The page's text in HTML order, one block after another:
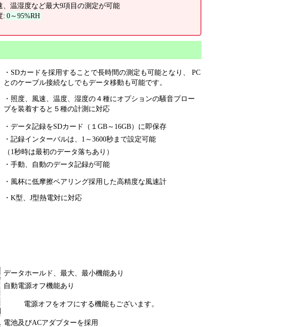
温湿度など最大9項目の測定が可能
: 0～95%RH
・SDカードを採用することで長時間の測定も可能となり、 PC
とのケーブル接続なしでもデータ移動も可能です。
・照度、風速、温度、湿度の４種にオプションの騒音プロー
ブを装着すると５種の計測に対応
・データ記録をSDカード（１GB～16GB）に即保存
・記録インターバルは、1～3600秒まで設定可能
（1秒時は最初のデータ落ちあり）
・手動、自動のデータ記録が可能
・風杯に低摩擦ペアリング採用した高精度な風速計
・K型、J型熱電対に対応
データホールド、最大、最小機能あり
自動電源オフ機能あり
電源オフをオフにする機能もございます。
電池及びACアダプターを採用